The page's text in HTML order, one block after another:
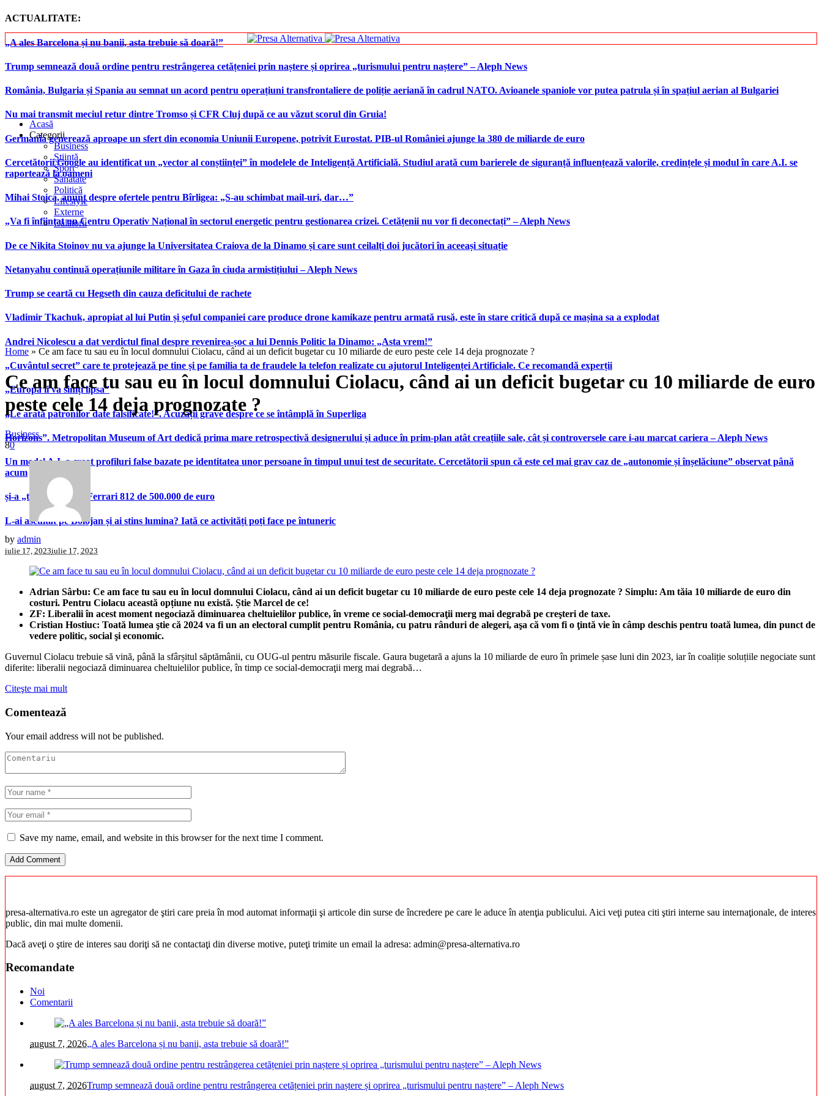
ACTUALITATE:
„A ales Barcelona și nu banii, asta trebuie să doară!”
Trump semnează două ordine pentru restrângerea cetățeniei prin naștere și oprirea „turismului pentru naștere” – Aleph News
România, Bulgaria și Spania au semnat un acord pentru operațiuni transfrontaliere de poliție aeriană în cadrul NATO. Avioanele spaniole vor putea patrula și în spațiul aerian al Bulgariei
Nu mai transmit meciul retur dintre Tromso și CFR Cluj după ce au văzut scorul din Gruia!
Germania generează aproape un sfert din economia Uniunii Europene, potrivit Eurostat. PIB-ul României ajunge la 380 de miliarde de euro
Cercetătorii Google au identificat un „vector al conștiinței” în modelele de Inteligență Artificială. Studiul arată cum barierele de siguranță influențează valorile, credințele și modul în care A.I. se
raportează la oameni
Mihai Stoica, anunț despre ofertele pentru Bîrligea: „S-au schimbat mail-uri, dar…”
„Va fi înființat un Centru Operativ Național în sectorul energetic pentru gestionarea crizei. Cetățenii nu vor fi deconectați” – Aleph News
De ce Nikita Stoinov nu va ajunge la Universitatea Craiova de la Dinamo și care sunt ceilalți doi jucători în aceeași situație
Netanyahu continuă operațiunile militare în Gaza în ciuda armistițiului – Aleph News
Trump se ceartă cu Hegseth din cauza deficitului de rachete
Vladimir Tkachuk, apropiat al lui Putin și șeful companiei care produce drone kamikaze pentru armată rusă, este în stare critică după ce mașina sa a explodat
Andrei Nicolescu a dat verdictul final despre revenirea-șoc a lui Dennis Politic la Dinamo: „Asta vrem!”
„Cuvântul secret” care te protejează pe tine și pe familia ta de fraudele la telefon realizate cu ajutorul Inteligenței Artificiale. Ce recomandă experții
„Europa îi va simți lipsa”
„Le arată patronilor date falsificate!”. Acuzații grave despre ce se întâmplă în Superliga
Horizons”. Metropolitan Museum of Art dedică prima mare retrospectivă designerului și aduce în prim-plan atât creațiile sale, cât și controversele care i-au marcat cariera – Aleph News
Un model A.I. a creat profiluri false bazate pe identitatea unor persoane în timpul unui test de securitate. Cercetătorii spun că este cel mai grav caz de „autonomie și înșelăciune” observat până
acum
și-a „tunat” bolidul Ferrari 812 de 500.000 de euro
L-ai ascultat pe Bolojan și ai stins lumina? Iată ce activități poți face pe întuneric
Acasă
Categorii
Business
Știință
Sport
Sănătate
Politică
Lifestyle
Externe
Călătorii
Home » Ce am face tu sau eu în locul domnului Ciolacu, când ai un deficit bugetar cu 10 miliarde de euro peste cele 14 deja prognozate ?
Ce am face tu sau eu în locul domnului Ciolacu, când ai un deficit bugetar cu 10 miliarde de euro
peste cele 14 deja prognozate ?
Business
80
by admin
iulie 17, 2023iulie 17, 2023
Adrian Sârbu: Ce am face tu sau eu în locul domnului Ciolacu, când ai un deficit bugetar cu 10 miliarde de euro peste cele 14 deja prognozate ? Simplu: Am tăia 10 miliarde de euro din
costuri. Pentru Ciolacu această opțiune nu există. Știe Marcel de ce!
ZF: Liberalii în acest moment negociază diminuarea cheltuielilor publice, în vreme ce social-democraţii merg mai degrabă pe creşteri de taxe.
Cristian Hostiuc: Toată lumea ştie că 2024 va fi un an electoral cumplit pentru România, cu patru rânduri de alegeri, aşa că vom fi o ţintă vie în câmp deschis pentru toată lumea, din punct de
vedere politic, social şi economic.
Guvernul Ciolacu trebuie să vină, până la sfârșitul săptămânii, cu OUG-ul pentru măsurile fiscale. Gaura bugetară a ajuns la 10 miliarde de euro în primele șase luni din 2023, iar în coaliție soluțiile negociate sunt
diferite: liberalii negociază diminuarea cheltuielilor publice, în timp ce social-democraţii merg mai degrabă…
Citeşte mai mult
Comentează
Your email address will not be published.
Save my name, email, and website in this browser for the next time I comment.
presa-alternativa.ro este un agregator de ştiri care preia în mod automat informaţii şi articole din surse de încredere pe care le aduce în atenţia publicului. Aici veţi putea citi ştiri interne sau internaţionale, de interes
public, din mai multe domenii.
Dacă aveţi o ştire de interes sau doriţi să ne contactaţi din diverse motive, puteţi trimite un email la adresa: admin@presa-alternativa.ro
Recomandate
Noi
Comentarii
august 7, 2026„A ales Barcelona și nu banii, asta trebuie să doară!”
august 7, 2026Trump semnează două ordine pentru restrângerea cetățeniei prin naștere și oprirea „turismului pentru naștere” – Aleph News